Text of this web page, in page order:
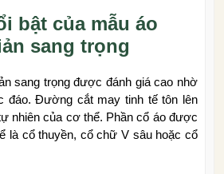
bật của mẫu áo
sang trọng
sang trọng được đánh giá cao nhờ
đáo. Đường cắt may tinh tế tôn lên
nhiên của cơ thể. Phần cổ áo được
là cổ thuyền, cổ chữ V sâu hoặc cổ